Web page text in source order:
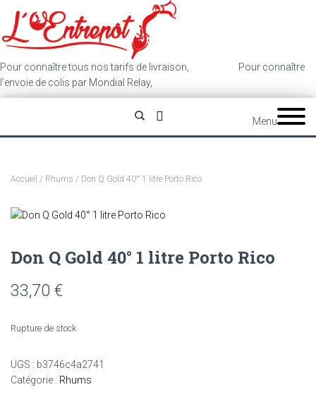
Pour connaître tous nos tarifs de livraison,
Pour connaître
l’envoie de colis par Mondial Relay,
Menu
Accueil / Rhums / Don Q Gold 40° 1 litre Porto Rico
Don Q Gold 40° 1 litre Porto Rico
33,70 €
Rupture de stock
UGS : b3746c4a2741
Catégorie : Rhums